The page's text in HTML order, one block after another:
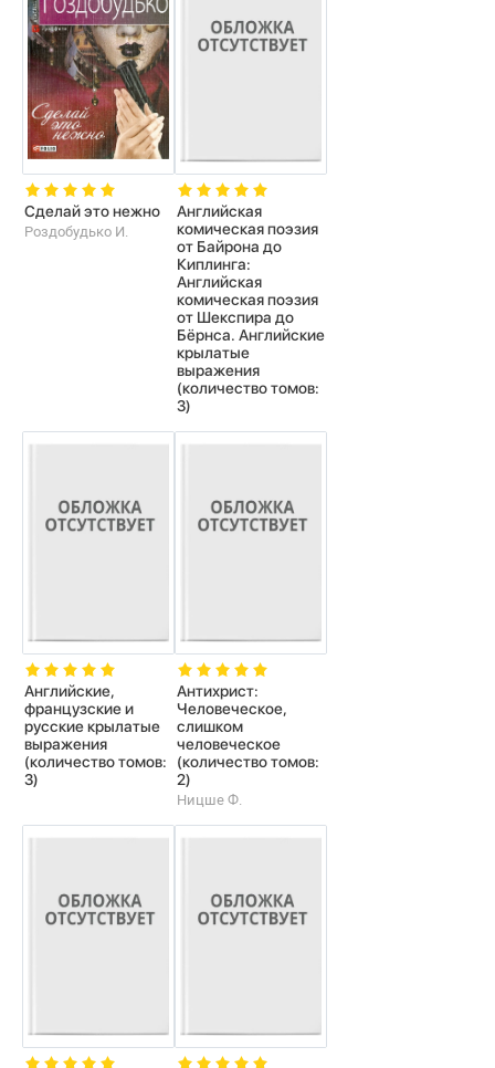
Сделай это нежно
Роздобудько И.
Английская
комическая поэзия
от Байрона до
Киплинга:
Английская
комическая поэзия
от Шекспира до
Бёрнса. Английские
крылатые
выражения
(количество томов:
3)
Английские,
французские и
русские крылатые
выражения
(количество томов:
3)
Антихрист:
Человеческое,
слишком
человеческое
(количество томов:
2)
Ницше Ф.